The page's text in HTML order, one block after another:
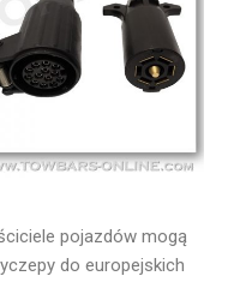
pojazdów mogą
do europejskich